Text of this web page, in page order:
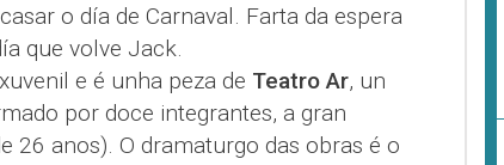
o día de Carnaval. Farta da espera
que volve Jack.
e é unha peza de Teatro Ar, un
por doce integrantes, a gran
26 anos). O dramaturgo das obras é o